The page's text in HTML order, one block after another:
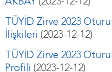
AKBAY (2023-12-12)
TÜYİD Zirve 2023
İlişkileri (2023-12-12)
TÜYİD Zirve 2023
Profili (2023-12-12)